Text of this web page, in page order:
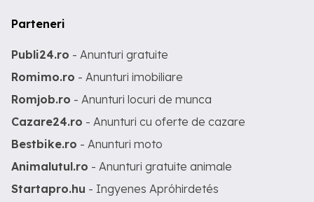
Parteneri
Publi24.ro - Anunturi gratuite
Romimo.ro - Anunturi imobiliare
Romjob.ro - Anunturi locuri de munca
Cazare24.ro - Anunturi cu oferte de cazare
Bestbike.ro - Anunturi moto
Animalutul.ro - Anunturi gratuite animale
Startapro.hu - Ingyenes Apróhirdetés